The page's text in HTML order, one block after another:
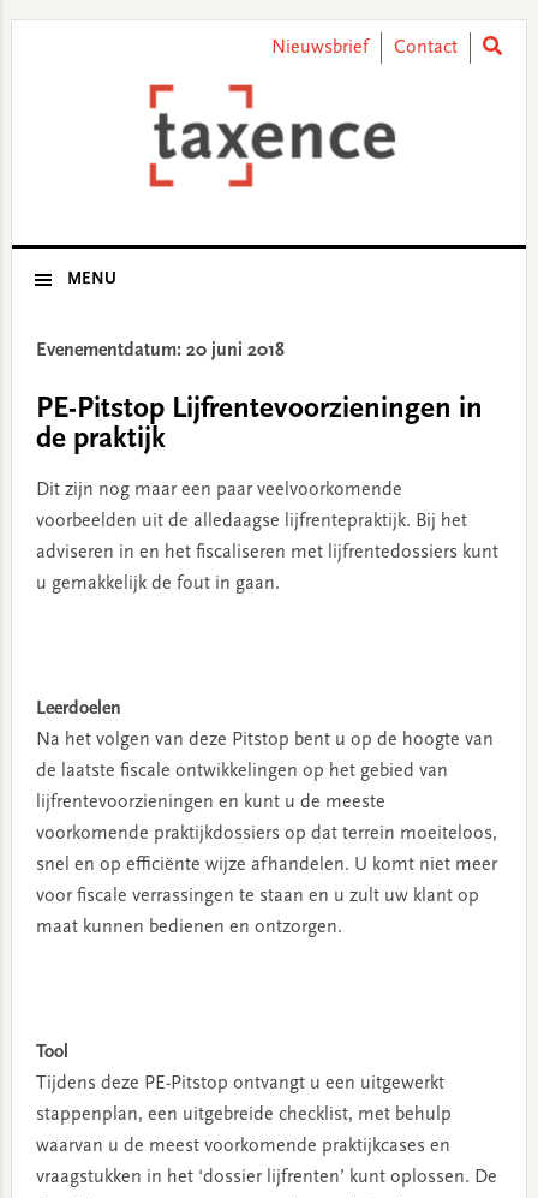
Nieuwsbrief Contact
MENU
Evenementdatum: 20 juni 2018
PE-Pitstop Lijfrentevoorzieningen in
de praktijk
Dit zijn nog maar een paar veelvoorkomende
voorbeelden uit de alledaagse lijfrentepraktijk. Bij het
adviseren in en het fiscaliseren met lijfrentedossiers kunt
u gemakkelijk de fout in gaan.
Leerdoelen
Na het volgen van deze Pitstop bent u op de hoogte van
de laatste fiscale ontwikkelingen op het gebied van
lijfrentevoorzieningen en kunt u de meeste
voorkomende praktijkdossiers op dat terrein moeiteloos,
snel en op efficiënte wijze afhandelen. U komt niet meer
voor fiscale verrassingen te staan en u zult uw klant op
maat kunnen bedienen en ontzorgen.
Tool
Tijdens deze PE-Pitstop ontvangt u een uitgewerkt
stappenplan, een uitgebreide checklist, met behulp
waarvan u de meest voorkomende praktijkcases en
vraagstukken in het ‘dossier lijfrenten’ kunt oplossen. De